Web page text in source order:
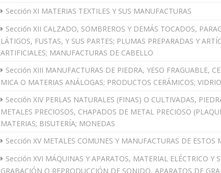
Sección XI MATERIAS TEXTILES Y SUS MANUFACTURAS
Sección XII CALZADO, SOMBREROS Y DEMÁS TOCADOS,
LÁTIGOS, FUSTAS, Y SUS PARTES; PLUMAS PREPARADAS Y
ARTIFICIALES; MANUFACTURAS DE CABELLO
Sección XIII MANUFACTURAS DE PIEDRA, YESO FRAGUABLE,
MICA O MATERIAS ANÁLOGAS; PRODUCTOS CERÁMICOS;
Sección XIV PERLAS NATURALES (FINAS) O CULTIVADAS,
METALES PRECIOSOS, CHAPADOS DE METAL PRECIOSO
MATERIAS; BISUTERÍA; MONEDAS
Sección XV METALES COMUNES Y MANUFACTURAS DE ESTOS
Sección XVI MÁQUINAS Y APARATOS, MATERIAL ELÉCTRICO Y
GRABACIÓN O REPRODUCCIÓN DE SONIDO, APARATOS DE